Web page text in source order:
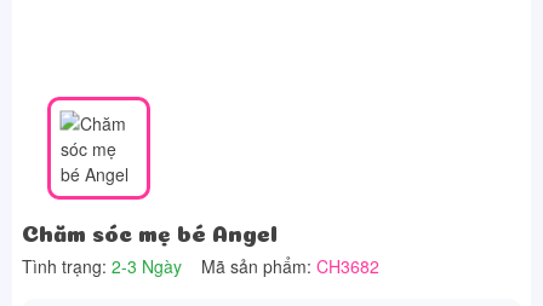
Chăm sóc mẹ bé Angel
Tình trạng: 2-3 Ngày Mã sản phẩm: CH3682